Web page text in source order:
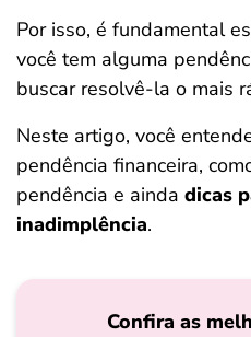
Por isso, é fundamental
você tem alguma
buscar resolvê-la o mais
Neste artigo, você
pendência financeira,
pendência e ainda dicas
inadimplência.
Confira as